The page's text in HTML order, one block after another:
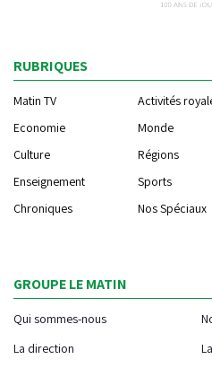
RUBRIQUES
Matin TV Activités
Economie
Monde
Culture
Régions
Enseignement
Sports
Chroniques
Nos Spéciaux
GROUPE LE MATIN
Qui sommes-nous
La direction